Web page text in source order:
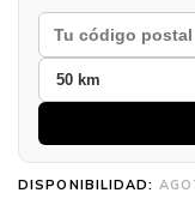
DISPONIBILIDAD: